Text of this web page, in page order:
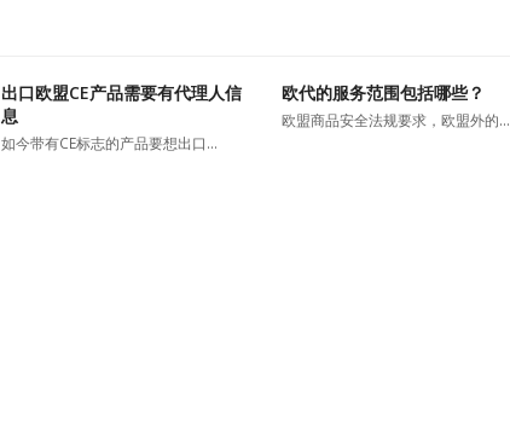
出口欧盟CE产品需要有代理人信
息
如今带有CE标志的产品要想出口…
欧代的服务范围包括哪些？
欧盟商品安全法规要求，欧盟外的…